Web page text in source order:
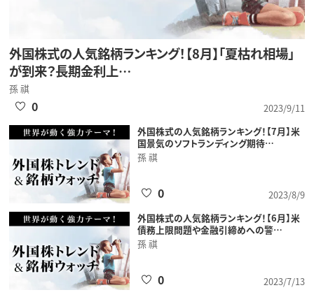
外国株式の人気銘柄ランキング！【8月】「夏枯れ相場」
が到来？長期金利上…
孫 祺
2023/9/11
0
外国株式の人気銘柄ランキング！【7月】米
国景気のソフトランディング期待…
孫 祺
2023/8/9
0
外国株式の人気銘柄ランキング！【6月】米
債務上限問題や金融引締めへの警…
孫 祺
2023/7/13
0